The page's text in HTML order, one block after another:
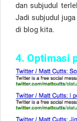
dan subjudul
Jadi subjudul
di blog kita.
4. Optimasi